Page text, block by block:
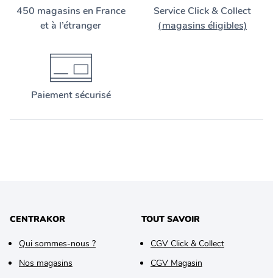
450 magasins en France
et à l’étranger
Service Click & Collect
(magasins éligibles)
Paiement sécurisé
CENTRAKOR
Qui sommes-nous ?
Nos magasins
TOUT SAVOIR
CGV Click & Collect
CGV Magasin